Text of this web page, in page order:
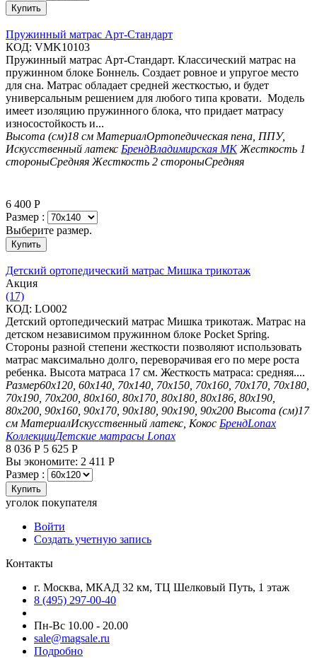
Купить
Пружинный матрас Арт-Стандарт
КОД: VMK10103
Пружинный матрас Арт-Стандарт. Классический матрас на
пружинном блоке Боннель. Создает ровное и упругое место
для сна. Матрас обладает средней жесткостью, и будет
универсальным решением для любого типа кровати. Модель
имеет изоляцию пружинного блока, что придает матрасу
износостойкость и...
Высота (см)18 см МатериалОртопедическая пена, ППУ,
Искусственный латекс БрендВладимирская МК Жесткость 1
стороныСредняя Жесткость 2 стороныСредняя
6 400 Р
Размер :
Выберите размер.
Купить
Детский ортопедический матрас Мишка трикотаж
Aкция
(17)
КОД: LO002
Детский ортопедический матрас Мишка трикотаж. Матрас на
детском независимом пружинном блоке Pocket Spring.
Стороны разной степени жесткости позволяют использовать
матрас максимально долго, переворачивая его по мере роста
ребенка. Высота матраса 17 см. Жесткость матраса: средняя....
Размер60х120, 60х140, 70х140, 70х150, 70х160, 70х170, 70х180,
70х190, 70х200, 80х160, 80х170, 80х180, 80х186, 80х190,
80х200, 90х160, 90х170, 90х180, 90х190, 90х200 Высота (см)17
см МатериалИскусственный латекс, Кокос БрендLonax
КоллекцииДетские матрасы Lonax
8 036 Р 5 625 Р
Вы экономите: 2 411 Р
Размер :
Купить
уголок покупателя
Войти
Создать учетную запись
Контакты
г. Москва, МКАД 32 км, ТЦ Шелковый Путь, 1 этаж
8 (495) 297-00-40
Пн-Вс 10.00 - 20.00
sale@magsale.ru
Подробно